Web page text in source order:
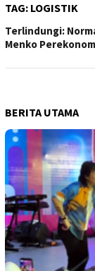
TAG: LOGISTIK
Terlindungi:
Menko
BERITA UTAMA